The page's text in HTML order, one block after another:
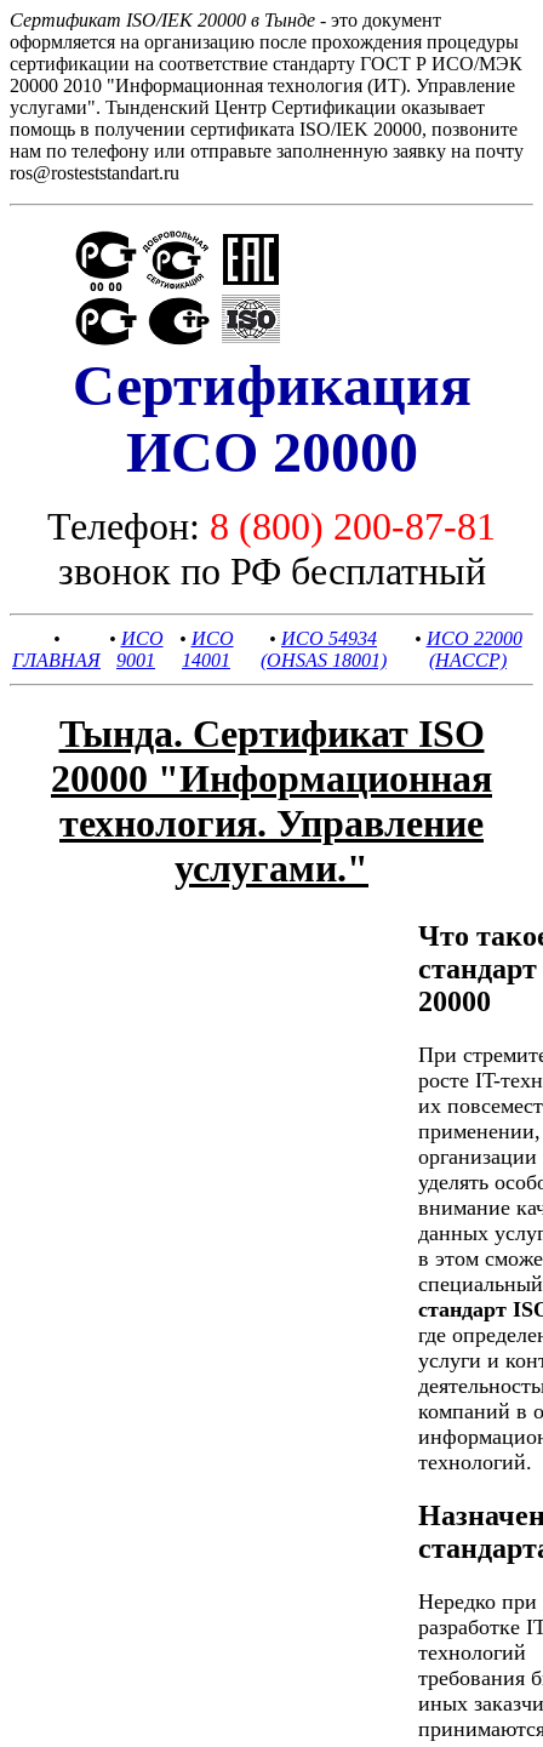
Сертификат ISO/IEK 20000 в Тынде - это документ
оформляется на организацию после прохождения процедуры
сертификации на соответствие стандарту ГОСТ Р ИСО/МЭК
20000 2010 "Информационная технология (ИТ). Управление
услугами". Тынденский Центр Сертификации оказывает
помощь в получении сертификата ISO/IEK 20000, позвоните
нам по телефону или отправьте заполненную заявку на почту
ros@rosteststandart.ru
Сертификация
ИСО 20000
Телефон: 8 (800) 200-87-81
звонок по РФ бесплатный
•
ГЛАВНАЯ
• ИСО
9001
• ИСО
14001
• ИСО 54934
(OHSAS 18001)
• ИСО 22000
(HACCP)
Тында. Сертификат ISO
20000 "Информационная
технология. Управление
услугами."
Что
20000
При
росте IT-
их
применении,
организации
уделять
внимание
данных
в этом
специальный
стандарт
где
услуги и
компаний в
технологий.
Нередко при
разработке
технологий
требования
иных